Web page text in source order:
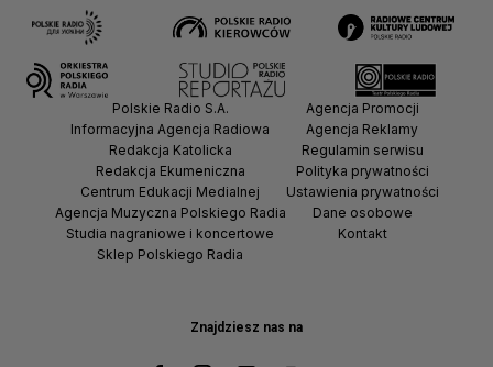
Znajdziesz nas na
Polskie Radio S.A.
Informacyjna Agencja Radiowa
Redakcja Katolicka
Redakcja Ekumeniczna
Centrum Edukacji Medialnej
Agencja Muzyczna Polskiego Radia
Studia nagraniowe i koncertowe
Sklep Polskiego Radia
Agencja Promocji
Agencja Reklamy
Regulamin serwisu
Polityka prywatności
Ustawienia prywatności
Dane osobowe
Kontakt